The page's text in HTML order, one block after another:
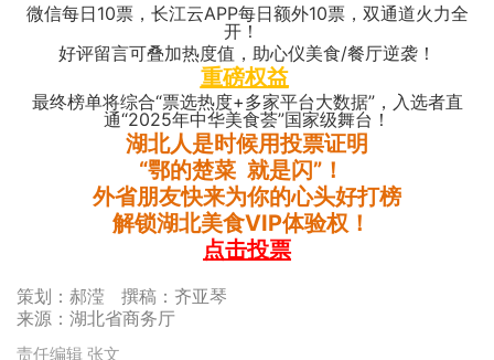
微信每日10票，长江云APP每日额外10票，双通道火力全
开！
好评留言可叠加热度值，助心仪美食/餐厅逆袭！
重磅权益
最终榜单将综合“票选热度+多家平台大数据”，入选者直
通“2025年中华美食荟”国家级舞台！
湖北人是时候用投票证明
“鄂的楚菜 就是闪”！
外省朋友快来为你的心头好打榜
解锁湖北美食VIP体验权！
点击投票
策划：郝滢 撰稿：齐亚琴
来源：湖北省商务厅
责任编辑 张文